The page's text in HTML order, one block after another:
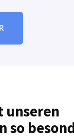
unseren
so